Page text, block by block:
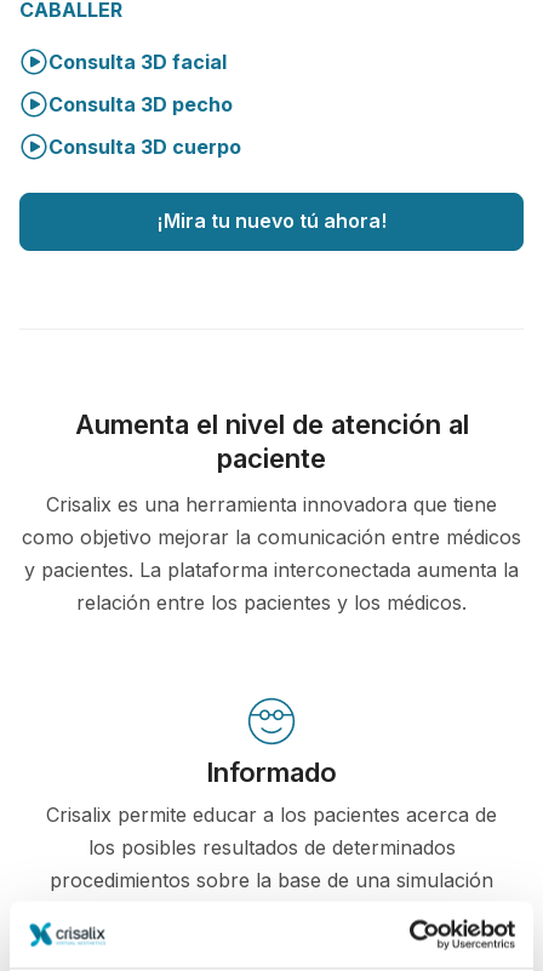
CABALLER
Consulta 3D facial
Consulta 3D pecho
Consulta 3D cuerpo
¡Mira tu nuevo tú ahora!
Aumenta el nivel de atención al
paciente
Crisalix es una herramienta innovadora que tiene
como objetivo mejorar la comunicación entre médicos
y pacientes. La plataforma interconectada aumenta la
relación entre los pacientes y los médicos.
Informado
Crisalix permite educar a los pacientes acerca de
los posibles resultados de determinados
procedimientos sobre la base de una simulación